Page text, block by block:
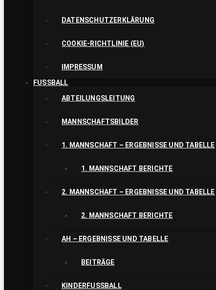
DATENSCHUTZERKLÄRUNG
COOKIE-RICHTLINIE (EU)
IMPRESSUM
FUSSBALL
ABTEILUNGSLEITUNG
MANNSCHAFTSBILDER
1. MANNSCHAFT – ERGEBNISSE UND TABELLE
1. MANNSCHAFT BERICHTE
2. MANNSCHAFT – ERGEBNISSE UND TABELLE
2. MANNSCHAFT BERICHTE
AH – ERGEBNISSE UND TABELLE
BEITRÄGE
KINDERFUSSBALL